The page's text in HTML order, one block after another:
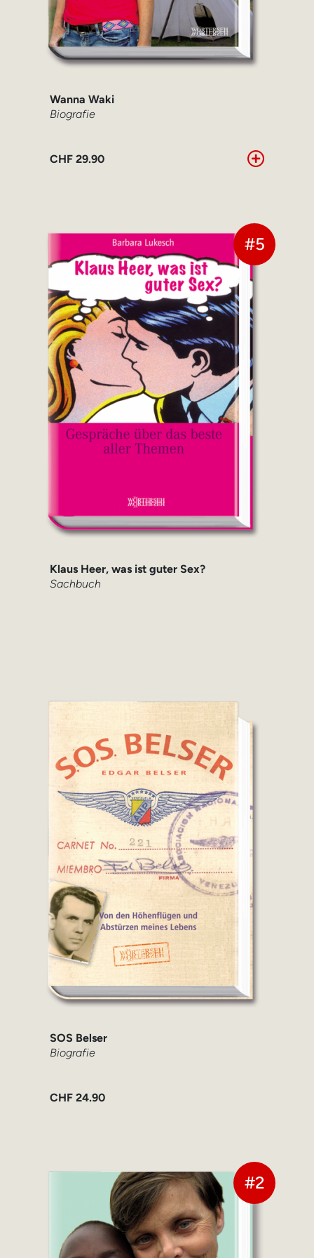
Wanna Waki
Biografie
CHF29.90
#5
Klaus Heer, was ist guter Sex?
Sachbuch
SOS Belser
Biografie
CHF24.90
#2